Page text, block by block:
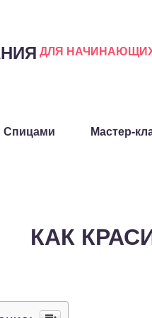
ДЛЯ
Спицами Мастер-
КАК